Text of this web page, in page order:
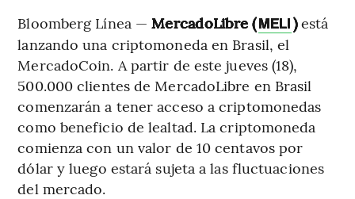
Bloomberg Línea —MercadoLibre (MELI)está
lanzando una criptomoneda en Brasil, el
MercadoCoin. A partir de este jueves (18),
500.000 clientes de MercadoLibre en Brasil
comenzarán a tener acceso a criptomonedas
como beneficio de lealtad. La criptomoneda
comienza con un valor de 10 centavos por
dólar y luego estará sujeta a las fluctuaciones
del mercado.